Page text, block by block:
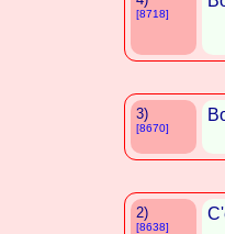
[8718]
3)
[8670]
2)
[8638]